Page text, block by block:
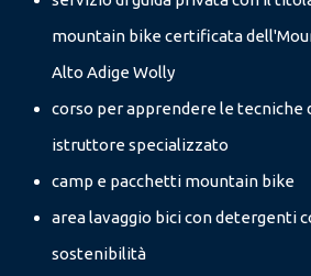
mountain bike certificata
Alto Adige Wolly
corso per apprendere le tecniche
istruttore specializzato
camp e pacchetti mountain bike
area lavaggio bici con detergenti
sostenibilità